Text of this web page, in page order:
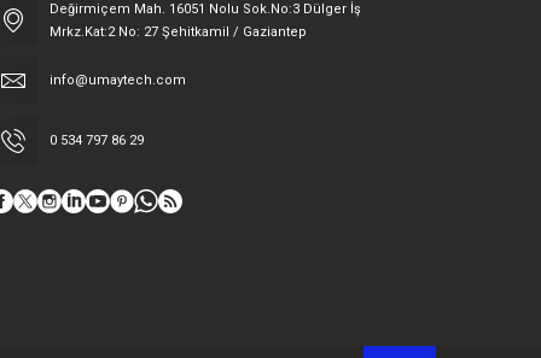
Değirmiçem Mah. 16051 Nolu Sok.No:3 Dülger İş
Mrkz.Kat:2 No: 27 Şehitkamil / Gaziantep
info@umaytech.com
0 534 797 86 29